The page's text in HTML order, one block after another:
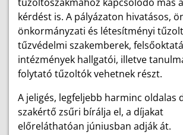
kérdést is. A pályázaton hivatásos,
önkormányzati és létesítményi
tűzvédelmi szakemberek,
intézmények hallgatói, illetve
folytató tűzoltók vehetnek részt.
A jeligés, legfeljebb harminc oldalas
szakértő zsűri bírálja el, a díjakat
előreláthatóan júniusban adjákát.